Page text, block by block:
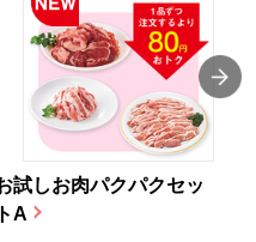
試しお肉パクパクセッ
トA